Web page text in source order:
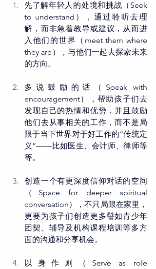
先了解年轻人的处境和挑战（Seek
to understand），通过聆听去理
解，而非急着教导或建议，从而进
入他们的世界（meet them where
they are），与他们一起去探索未来
的方向。
多说鼓励的话（Speak with
encouragement），帮助孩子们去
发现自己的热情和优势，并且鼓励
他们去从事相关的工作，而不是局
限于当下世界对于好工作的“传统定
义”——比如医生、会计师、律师等
等。
创造一个有更深度信仰对话的空间
（Space for deeper spiritual
conversation），不只局限在家里，
更要为孩子们创造更多譬如青少年
团契、辅导及机构课程培训等多方
面的沟通和分享机会。
以身作则（Serve as role